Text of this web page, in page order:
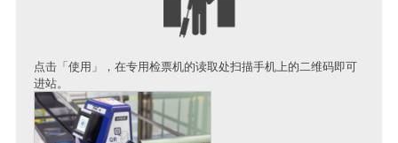
点击「使用」，在专用检票机的读取处扫描手机上的二维码即可
进站。